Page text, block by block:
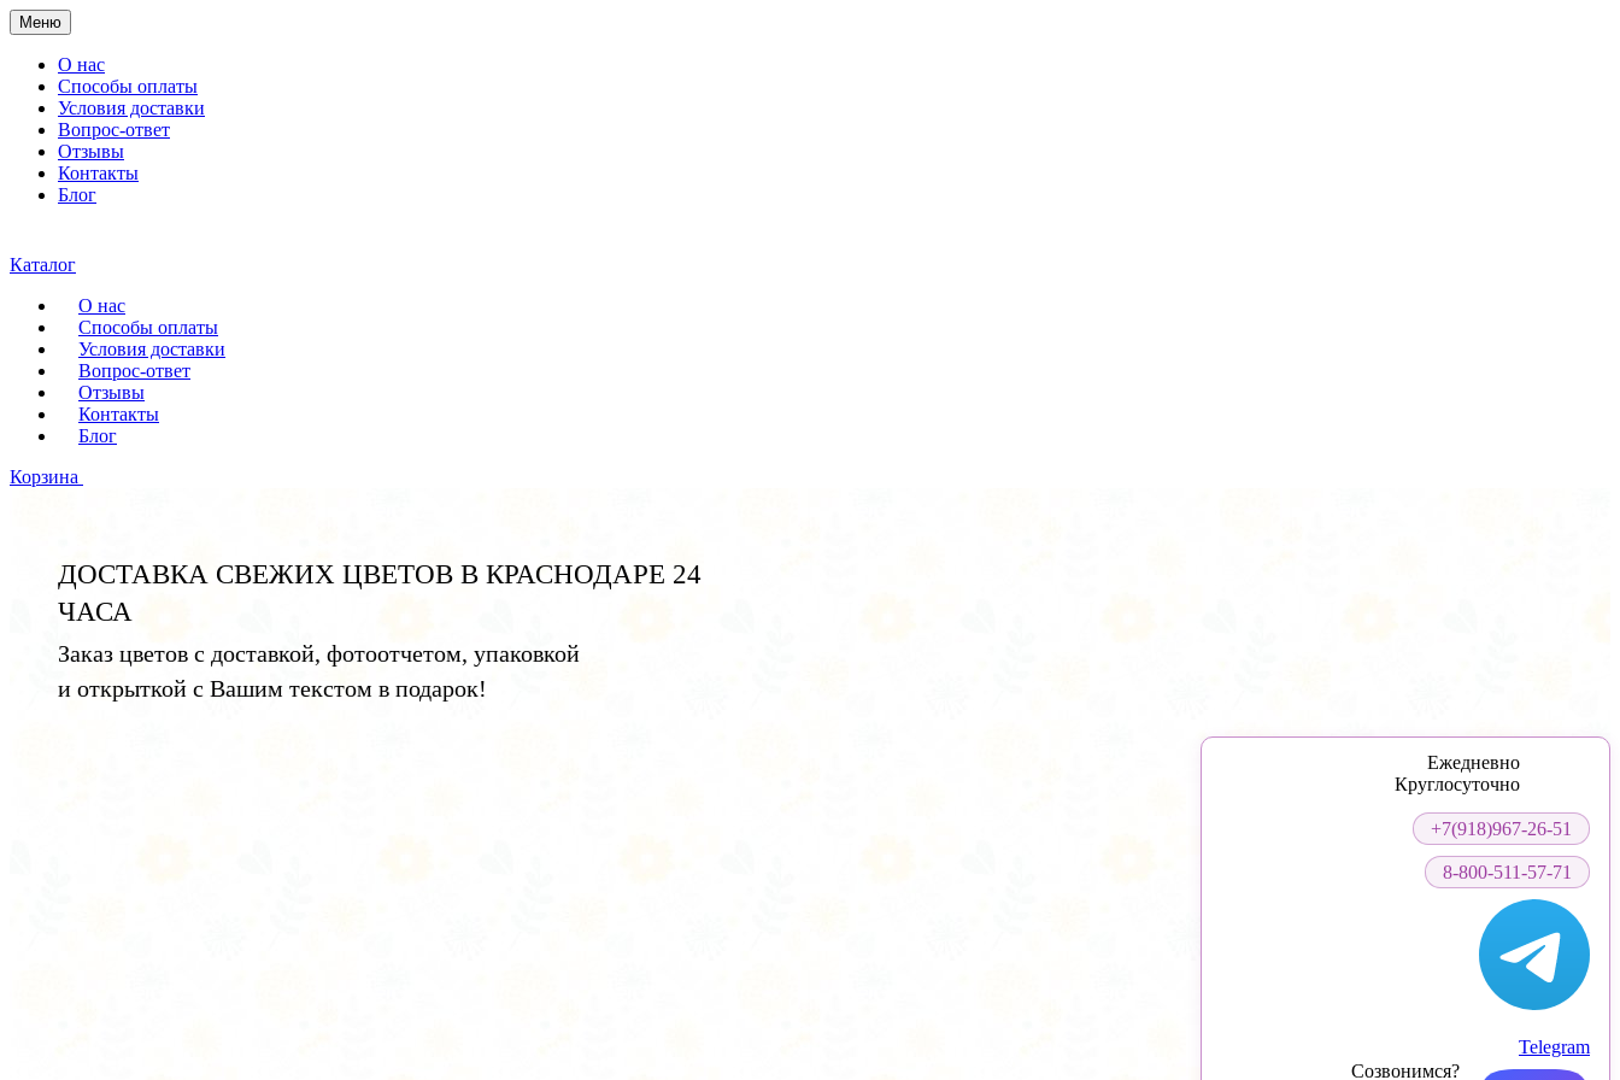
Меню
О нас
Способы оплаты
Условия доставки
Вопрос-ответ
Отзывы
Контакты
Блог
Каталог
О нас
Способы оплаты
Условия доставки
Вопрос-ответ
Отзывы
Контакты
Блог
Корзина
ДОСТАВКА СВЕЖИХ ЦВЕТОВ В КРАСНОДАРЕ 24
ЧАСА
Заказ цветов с доставкой, фотоотчетом, упаковкой
и открыткой с Вашим текстом в подарок!
Ежедневно
Круглосуточно
+7(918)967-26-51
8-800-511-57-71
Созвонимся?
Telegram